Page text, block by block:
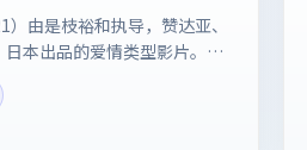
由是枝裕和执导，赞达亚、
本出品的爱情类型影片。双
刻。剧情简介与主创信息可
方资料为准。